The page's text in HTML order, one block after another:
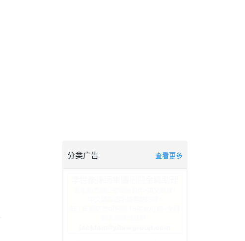
分类广告 查看更多